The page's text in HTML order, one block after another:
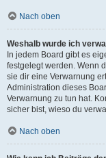
Nach oben
Weshalb wurde ich
In jedem Board gibt es
festgelegt werden. Wenn
sie dir eine Verwarnung
Administration dieses
Verwarnung zu tun hat.
sicher bist, wieso du
Nach oben